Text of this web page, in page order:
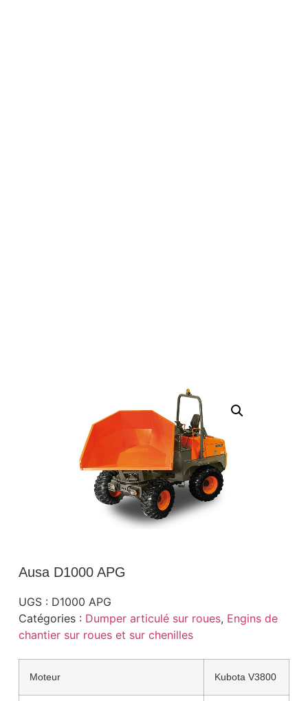
Ausa D1000 APG
UGS : D1000 APG
Catégories : Dumper articulé sur roues, Engins de
chantier sur roues et sur chenilles
Moteur Kubota V3800